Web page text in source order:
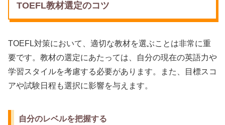
TOEFL教材選定のコツ
TOEFL対策において、適切な教材を選ぶことは非常に重
要です。教材の選定にあたっては、自分の現在の英語力や
学習スタイルを考慮する必要があります。また、目標スコ
アや試験日程も選択に影響を与えます。
自分のレベルを把握する